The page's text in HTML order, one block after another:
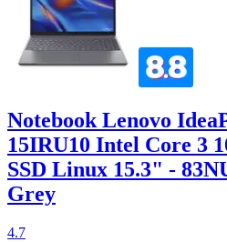
Notebook Lenovo
15IRU10 Intel Core 3
SSD Linux 15.3" -
Grey
4.7